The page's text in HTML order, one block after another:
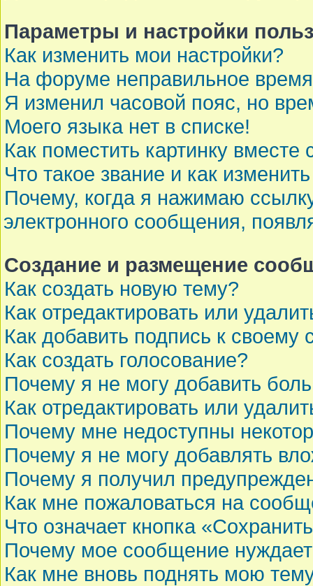
Параметры и настройки
Как изменить мои настройки?
На форуме неправильное
Я изменил часовой пояс, но
Моего языка нет в списке!
Как поместить картинку
Что такое звание и как
Почему, когда я нажимаю
электронного сообщения,
Создание и размещение
Как создать новую тему?
Как отредактировать или
Как добавить подпись к
Как создать голосование?
Почему я не могу добавить
Как отредактировать или
Почему мне недоступны
Почему я не могу добавлять
Почему я получил
Как мне пожаловаться на
Что означает кнопка
Почему мое сообщение
Как мне вновь поднять мою